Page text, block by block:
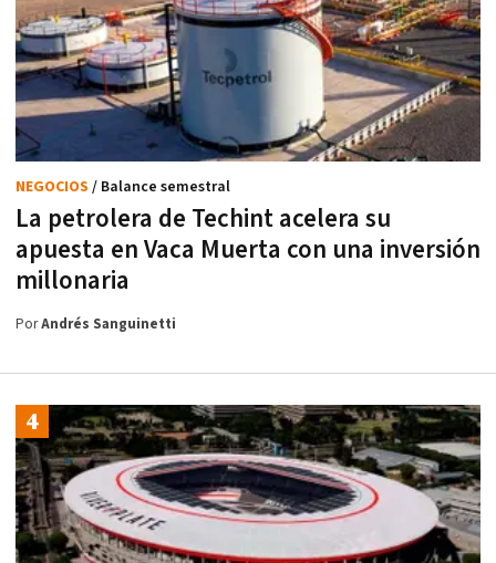
La petrolera de Techint acelera su
apuesta en Vaca Muerta con una inversión
millonaria
NEGOCIOS / Balance semestral
PorAndrés Sanguinetti